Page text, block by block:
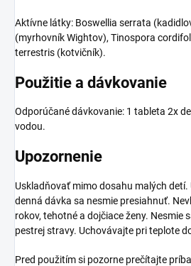
Aktívne látky: Boswellia serrata
(myrhovník Wightov), Tinospora
terrestris (kotvičník).
Použitie a dávkovanie
Odporúčané dávkovanie: 1 tableta 2x
vodou.
Upozornenie
Uskladňovať mimo dosahu malých
denná dávka sa nesmie presiahnuť.
rokov, tehotné a dojčiace ženy. Nesmie
pestrej stravy. Uchovávajte pri teplote
Pred použitím si pozorne prečítajte